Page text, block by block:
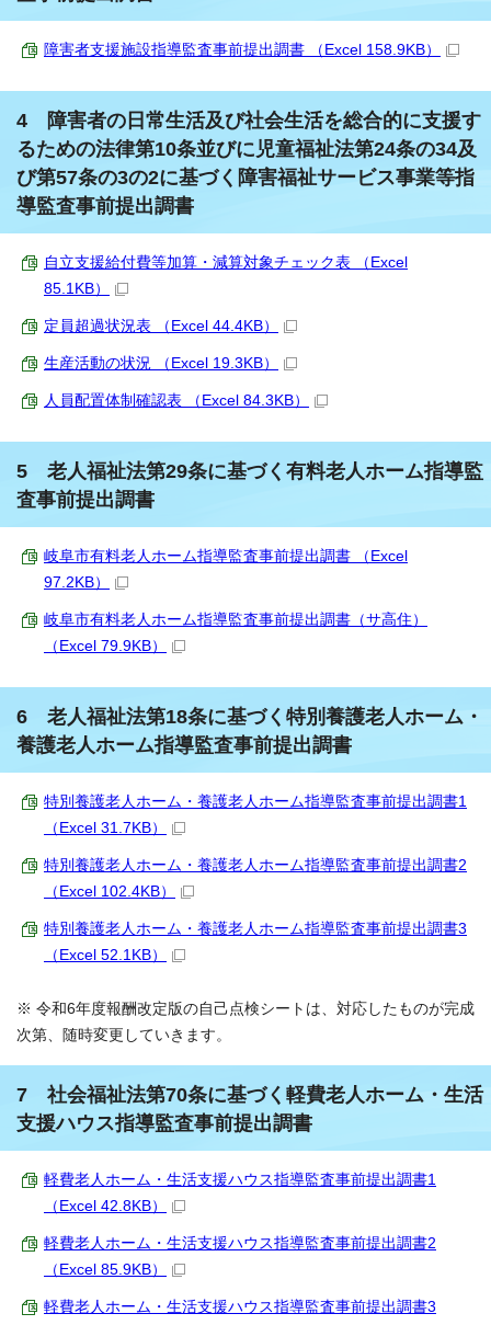
障害者支援施設指導監査事前提出調書 （Excel 158.9KB）
4 障害者の日常生活及び社会生活を総合的に支援す
るための法律第10条並びに児童福祉法第24条の34及
び第57条の3の2に基づく障害福祉サービス事業等指
導監査事前提出調書
自立支援給付費等加算・減算対象チェック表 （Excel
85.1KB）
定員超過状況表 （Excel 44.4KB）
生産活動の状況 （Excel 19.3KB）
人員配置体制確認表 （Excel 84.3KB）
5 老人福祉法第29条に基づく有料老人ホーム指導監
査事前提出調書
岐阜市有料老人ホーム指導監査事前提出調書 （Excel
97.2KB）
岐阜市有料老人ホーム指導監査事前提出調書（サ高住）
（Excel 79.9KB）
6 老人福祉法第18条に基づく特別養護老人ホーム・
養護老人ホーム指導監査事前提出調書
特別養護老人ホーム・養護老人ホーム指導監査事前提出調書1
（Excel 31.7KB）
特別養護老人ホーム・養護老人ホーム指導監査事前提出調書2
（Excel 102.4KB）
特別養護老人ホーム・養護老人ホーム指導監査事前提出調書3
（Excel 52.1KB）
※ 令和6年度報酬改定版の自己点検シートは、対応したものが完成
次第、随時変更していきます。
7 社会福祉法第70条に基づく軽費老人ホーム・生活
支援ハウス指導監査事前提出調書
軽費老人ホーム・生活支援ハウス指導監査事前提出調書1
（Excel 42.8KB）
軽費老人ホーム・生活支援ハウス指導監査事前提出調書2
（Excel 85.9KB）
軽費老人ホーム・生活支援ハウス指導監査事前提出調書3